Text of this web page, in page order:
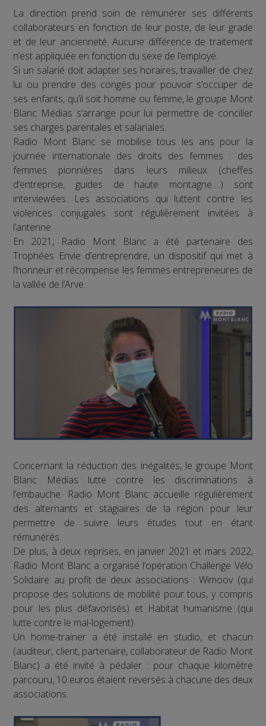
La direction prend soin de rémunérer ses différents
collaborateurs en fonction de leur poste, de leur grade
et de leur ancienneté. Aucune différence de traitement
n’est appliquée en fonction du sexe de l’employé.
Si un salarié doit adapter ses horaires, travailler de chez
lui ou prendre des congés pour pouvoir s’occuper de
ses enfants, qu’il soit homme ou femme, le groupe Mont
Blanc Médias s’arrange pour lui permettre de concilier
ses charges parentales et salariales.
Radio Mont Blanc se mobilise tous les ans pour la
journée internationale des droits des femmes : des
femmes pionnières dans leurs milieux (cheffes
d’entreprise, guides de haute montagne….) sont
interviewées. Les associations qui luttent contre les
violences conjugales sont régulièrement invitées à
l’antenne.
En 2021, Radio Mont Blanc a été partenaire des
Trophées Envie d’entreprendre, un dispositif qui met à
l’honneur et récompense les femmes entrepreneures de
la vallée de l’Arve.
Concernant la réduction des inégalités, le groupe Mont
Blanc Médias lutte contre les discriminations à
l’embauche. Radio Mont Blanc accueille régulièrement
des alternants et stagiaires de la région pour leur
permettre de suivre leurs études tout en étant
rémunérés.
De plus, à deux reprises, en janvier 2021 et mars 2022,
Radio Mont Blanc a organisé l’opération Challenge Vélo
Solidaire au profit de deux associations : Wimoov (qui
propose des solutions de mobilité pour tous, y compris
pour les plus défavorisés) et Habitat humanisme (qui
lutte contre le mal-logement).
Un home-trainer a été installé en studio, et chacun
(auditeur, client, partenaire, collaborateur de Radio Mont
Blanc) a été invité à pédaler : pour chaque kilomètre
parcouru, 10 euros étaient reversés à chacune des deux
associations.